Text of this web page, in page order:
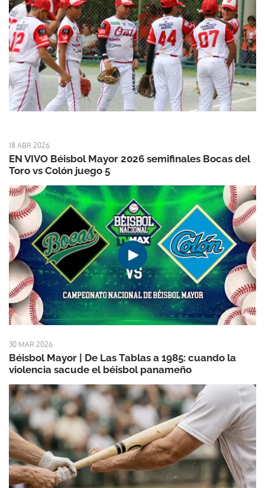
18 ABR 2026
EN VIVO Béisbol Mayor 2026 semifinales Bocas del
Toro vs Colón juego 5
30 MAR 2026
Béisbol Mayor | De Las Tablas a 1985: cuando la
violencia sacude el béisbol panameño